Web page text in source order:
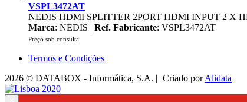
VSPL3472AT
NEDIS HDMI SPLITTER 2PORT HDMI INPUT 2 X
Marca: NEDIS | Ref. Fabricante: VSPL3472AT
Preço sob consulta
Termos e Condições
2026 © DATABOX - Informática, S.A. | Criado porAlidata